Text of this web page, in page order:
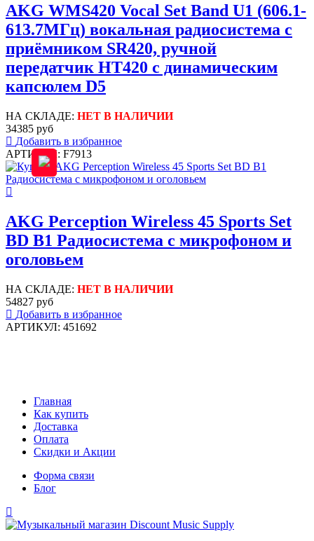
AKG WMS420 Vocal Set Band U1 (606.1-
613.7МГц) вокальная радиосистема с
приёмником SR420, ручной
передатчик HT420 с динамическим
капсюлем D5
НА СКЛАДЕ: НЕТ В НАЛИЧИИ
34385 руб
Добавить в избранное
АРТИКУЛ: F7913
AKG Perception Wireless 45 Sports Set
BD B1 Радиосистема с микрофоном и
оголовьем
НА СКЛАДЕ: НЕТ В НАЛИЧИИ
54827 руб
Добавить в избранное
АРТИКУЛ: 451692
Главная
Как купить
Доставка
Оплата
Скидки и Акции
Форма связи
Блог